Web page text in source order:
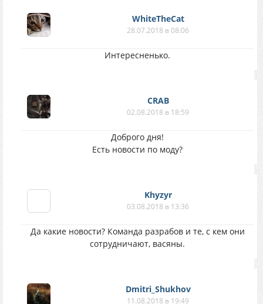
WhiteTheCat
28.07.2018 в 08:06
Интересненько.
CRAB
02.08.2018 в 18:59
Доброго дня!
Есть новости по моду?
Khyzyr
03.08.2018 в 13:36
Да какие новости? Команда разрабов и те, с кем они
сотрудничают, васяны.
Dmitri_Shukhov
11.08.2018 в 19:49